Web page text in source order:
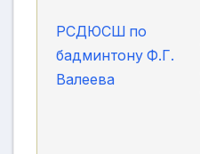
РСДЮСШ по
бадминтону Ф.Г.
Валеева